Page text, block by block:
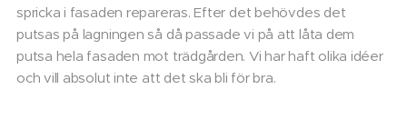
spricka i fasaden repareras. Efter det behövdes det
putsas på lagningen så då passade vi på att låta dem
putsa hela fasaden mot trädgården. Vi har haft olika idéer
och vill absolut inte att det ska bli för bra.